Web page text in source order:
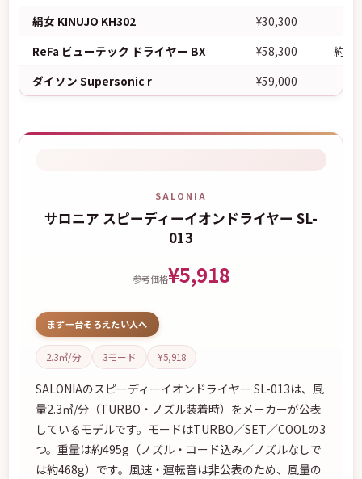
絹女 KINUJO KH302
¥30,300
ReFa ビューテック ドライヤー BX
¥58,300
約
ダイソン Supersonic r
¥59,000
SALONIA
サロニア スピーディーイオンドライヤー SL-
013
参考価格¥5,918
まず一台そろえたい人へ
2.3㎥/分 3モード ¥5,918
SALONIAのスピーディーイオンドライヤー SL-013は、風
量2.3㎥/分（TURBO・ノズル装着時）をメーカーが公表
しているモデルです。モードはTURBO／SET／COOLの3
つ。重量は約495g（ノズル・コード込み／ノズルなしで
は約468g）です。風速・運転音は非公表のため、風量の